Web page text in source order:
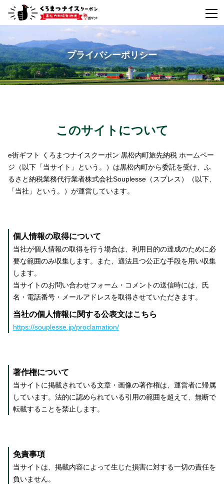
プライバシーポリシー
このサイトについて
e街ギフト くろまつナイスクーポン 黒松内町旅先納税 ホームペー
ジ（以下「当サイト」という。）は黒松内町から委託を受け、ふ
るさと納税業務代行業者株式会社Souplesse（スプレス）（以下、
「当社」という。）が運営しています。
個人情報の取得について
当社が個人情報の取得を行う場合は、利用目的の達成のために必
要な範囲のみ収集します。また、適法且つ公正な手段を用い収集
します。
当サイトのお問い合わせフォーム・コメントの送信時には、氏
名・電話番号・メールアドレスを取得させていただきます。
当社の個人情報に関する公表文はこちら
https://souplesse.jp/proclamation/
著作権について
当サイトに掲載されている文章・画像の著作権は、運営者に帰属
しています。法的に認められている引用の範囲を超えて、無断で
転載することを禁止します。
免責事項
当サイトは、掲載内容によって生じた損害に対する一切の責任を
負いません。